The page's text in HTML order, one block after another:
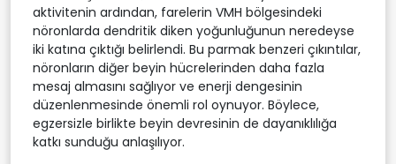
aktivitenin ardından, farelerin VMH bölgesindeki
nöronlarda dendritik diken yoğunluğunun neredeyse
iki katına çıktığı belirlendi. Bu parmak benzeri çıkıntılar,
nöronların diğer beyin hücrelerinden daha fazla
mesaj almasını sağlıyor ve enerji dengesinin
düzenlenmesinde önemli rol oynuyor. Böylece,
egzersizle birlikte beyin devresinin de dayanıklılığa
katkı sunduğu anlaşılıyor.